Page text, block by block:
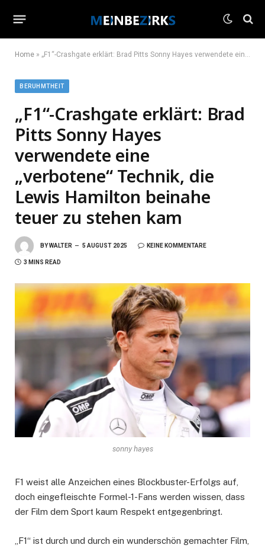
Home » „F1“-Crashgate erklärt: Brad Pitts Sonny Hayes verwendete eine „verbotene“ Technik, die Lewis Hamilton beinahe teuer zu stehen kam
BERUHMTHEIT
„F1“-Crashgate erklärt: Brad
Pitts Sonny Hayes
verwendete eine
„verbotene“ Technik, die
Lewis Hamilton beinahe
teuer zu stehen kam
BYWALTER 5 AUGUST 2025 KEINE KOMMENTARE
3 MINS READ
sonny hayes
F1 weist alle Anzeichen eines Blockbuster-Erfolgs auf,
doch eingefleischte Formel-1-Fans werden wissen, dass
der Film dem Sport kaum Respekt entgegenbringt.
„F1“ ist durch und durch ein wunderschön gemachter Film,